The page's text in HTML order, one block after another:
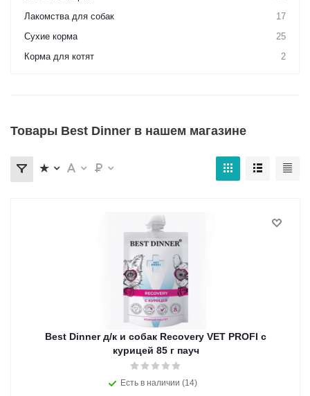
Лакомства для собак
17
Сухие корма
25
Корма для котят
2
Товары Best Dinner в нашем магазине
Best Dinner д/к и собак Recovery VET PROFI с
курицей 85 г пауч
Есть в наличии (14)